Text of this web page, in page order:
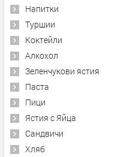
Напитки
Туршии
Коктейли
Алкохол
Зеленчукови ястия
Паста
Пици
Ястия с Яйца
Сандвичи
Хляб